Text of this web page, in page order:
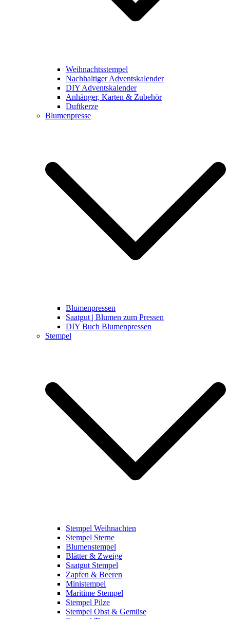
Weihnachtsstempel
Nachhaltiger Adventskalender
DIY Adventskalender
Anhänger, Karten & Zubehör
Duftkerze
Blumenpresse
Blumenpressen
Saatgut | Blumen zum Pressen
DIY Buch Blumenpressen
Stempel
Stempel Weihnachten
Stempel Sterne
Blumenstempel
Blätter & Zweige
Saatgut Stempel
Zapfen & Beeren
Ministempel
Maritime Stempel
Stempel Pilze
Stempel Obst & Gemüse